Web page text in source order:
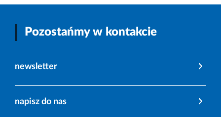
Pozostańmy w kontakcie
newsletter
napisz do nas